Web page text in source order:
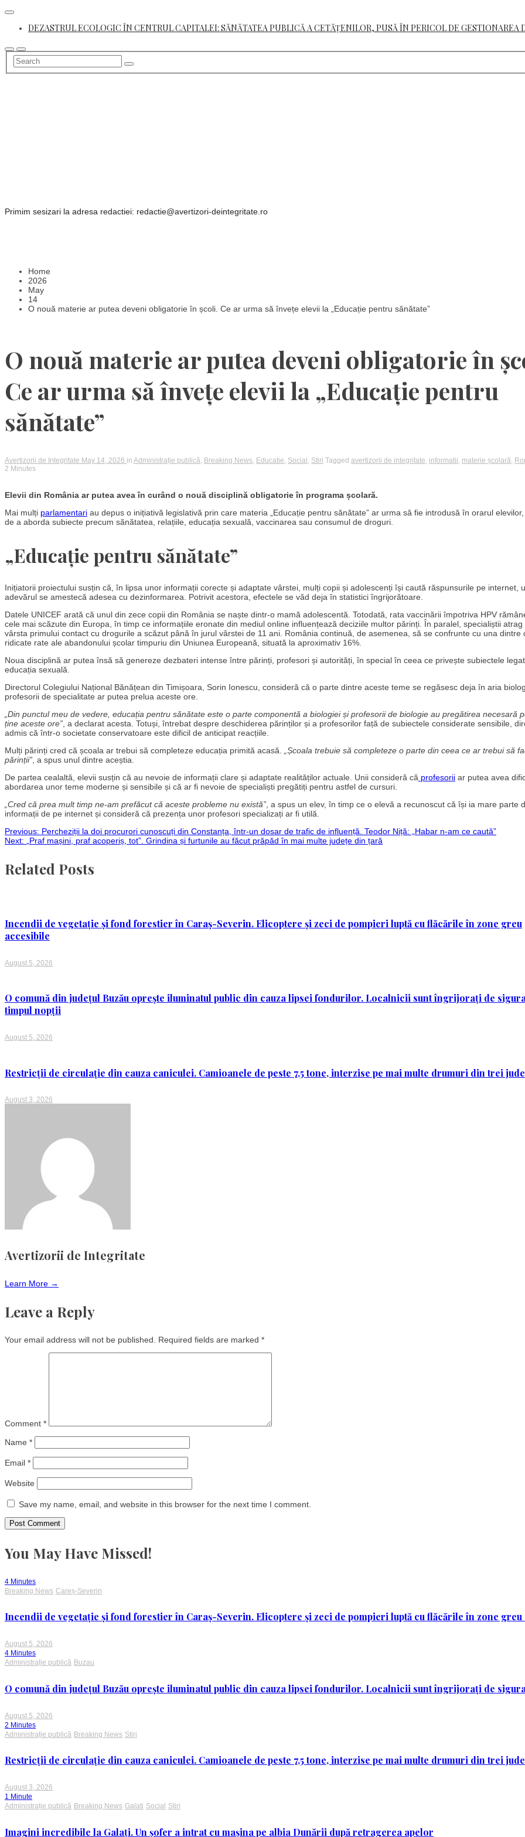
Skip
contentDEZASTRUL ECOLOGIC ÎN CENTRUL CAPITALEI: SĂNĂTATEA PUBLICĂ A CETĂȚENILOR, PUSĂ ÎN PERICOL DE GESTIONAREA
Primim sesizari la adresa redactiei: redactie@avertizori-deintegritate.ro
Home
2026
May
14
O nouă materie ar putea deveni obligatorie în școli. Ce ar urma să învețe elevii la „Educație pentru sănătate”
O nouă materie ar putea deveni obligatorie în
Ce ar urma să învețe elevii la „Educație pentru
sănătate”
Avertizorii de Integritate May 14, 2026 in Administrație publică, Breaking News, Educatie, Social , Stiri Tagged avertizorii de integritate, informatii, materie școlară,
2 Minutes
Elevii din România ar putea avea în curând o nouă disciplină obligatorie în programa școlară.
Mai mulți parlamentari au depus o inițiativă legislativă prin care materia „Educație pentru sănătate” ar urma să fie introdusă în orarul
de a aborda subiecte precum sănătatea, relațiile, educația sexuală, vaccinarea sau consumul de droguri.
„Educație pentru sănătate”
Inițiatorii proiectului susțin că, în lipsa unor informații corecte și adaptate vârstei, mulți copii și adolescenți își caută răspunsurile pe internet,
adevărul se amestecă adesea cu dezinformarea. Potrivit acestora, efectele se văd deja în statistici îngrijorătoare.
Datele UNICEF arată că unul din zece copii din România se naște dintr-o mamă adolescentă. Totodată, rata vaccinării împotriva HPV
cele mai scăzute din Europa, în timp ce informațiile eronate din mediul online influențează deciziile multor părinți. În paralel, specialiștii atrag
vârsta primului contact cu drogurile a scăzut până în jurul vârstei de 11 ani. România continuă, de asemenea, să se confrunte cu una dintre
ridicate rate ale abandonului școlar timpuriu din Uniunea Europeană, situată la aproximativ 16%.
Noua disciplină ar putea însă să genereze dezbateri intense între părinți, profesori și autorități, în special în ceea ce privește subiectele
educația sexuală.
Directorul Colegiului Național Bănățean din Timișoara, Sorin Ionescu, consideră că o parte dintre aceste teme se regăsesc deja în aria
profesorii de specialitate ar putea prelua aceste ore.
„Din punctul meu de vedere, educația pentru sănătate este o parte componentă a biologiei și profesorii de biologie au pregătirea necesară
ține aceste ore” , a declarat acesta. Totuși, întrebat despre deschiderea părinților și a profesorilor față de subiectele considerate sensibile,
admis că într-o societate conservatoare este dificil de anticipat reacțiile.
Mulți părinți cred că școala ar trebui să completeze educația primită acasă.
„Școala trebuie să completeze o parte din ceea ce ar trebui să
părinții” , a spus unul dintre aceștia.
De partea cealaltă, elevii susțin că au nevoie de informații clare și adaptate realităților actuale. Unii consideră că profesorii ar putea avea
abordarea unor teme moderne și sensibile și că ar fi nevoie de specialiști pregătiți pentru astfel de cursuri.
„Cred că prea mult timp ne-am prefăcut că aceste probleme nu există” , a spus un elev, în timp ce o elevă a recunoscut că își ia mare parte
informații de pe internet și consideră că prezența unor profesori specializați ar fi utilă.
Post
navigation
Previous: Percheziții la doi procurori cunoscuți din Constanța, într-un dosar de trafic de influență. Teodor Niță: „Habar n-am ce caută”
Next:
„Praf mașini, praf acoperiș, tot”. Grindina și furtunile au făcut prăpăd în mai multe județe din țară
Related Posts
Incendii de vegetație și fond forestier în Caraș-Severin. Elicoptere și zeci de pompieri luptă cu flăcările în zone greu
accesibile
August 5, 2026
O comună din județul Buzău oprește iluminatul public din cauza lipsei fondurilor. Localnicii sunt îngrijorați de
timpul nopții
August 5, 2026
Restricții de circulație din cauza caniculei. Camioanele de peste 7,5 tone, interzise pe mai multe drumuri din trei
August 3, 2026
Avertizorii de Integritate
Learn More →
Leave a Reply
Your email address will not be published. Required fields are marked *
Comment *
Name *
Email *
Website
Save my name, email, and website in this browser for the next time I comment.
You May Have Missed!
4 Minutes
Breaking News Careș-Severin
Incendii de vegetație și fond forestier în Caraș-Severin. Elicoptere și zeci de pompieri luptă cu flăcările în zone
August 5, 2026
4 Minutes
Administrație publică Buzau
O comună din județul Buzău oprește iluminatul public din cauza lipsei fondurilor. Localnicii sunt îngrijorați de
August 5, 2026
2 Minutes
Administrație publică Breaking News Stiri
Restricții de circulație din cauza caniculei. Camioanele de peste 7,5 tone, interzise pe mai multe drumuri din trei
August 3, 2026
1 Minute
Administrație publică Breaking News Galati Social Stiri
Imagini incredibile la Galați. Un șofer a intrat cu mașina pe albia Dunării după retragerea apelor